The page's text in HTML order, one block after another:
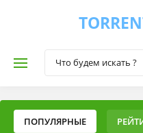
ПОПУЛЯРНЫЕ